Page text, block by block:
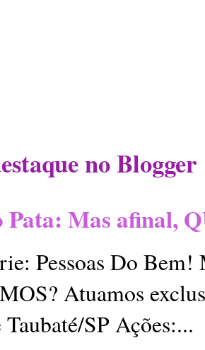
no Blogger
Pata: Mas afinal,
Pessoas Do
Atuamos
Taubaté/SP Ações:...